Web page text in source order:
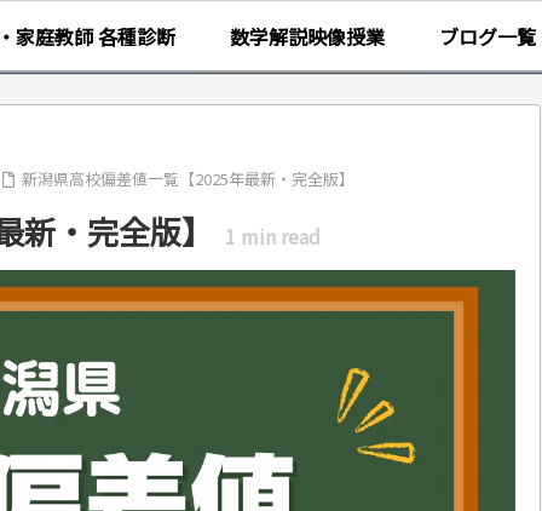
家庭教師 各種診断 数学解説映像授業 ブログ一覧
新潟県高校偏差値一覧【2025年最新・完全版】
・完全版】 1 min read